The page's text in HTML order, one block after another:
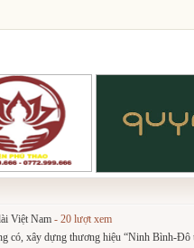
Việt Nam - 20 lượt xem
có, xây dựng thương hiệu “Ninh Bình-Đô